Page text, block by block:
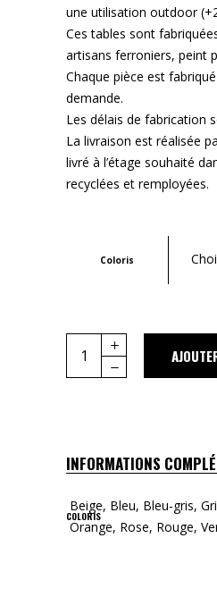
une utilisation outdoor
Ces tables sont
artisans ferroniers, peint
Chaque pièce est
demande.
Les délais de fabrication
La livraison est réalisée
livré à l’étage souhaité
recyclées et remployées.
Coloris
Quantity
INFORMATIONS
COLORIS
Beige, Bleu, Bleu-gris,
Orange, Rose, Rouge,